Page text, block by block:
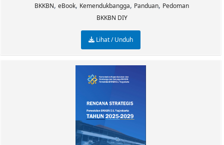
BKKBN, eBook, Kemendukbangga, Panduan, Pedoman
BKKBN DIY
Lihat / Unduh